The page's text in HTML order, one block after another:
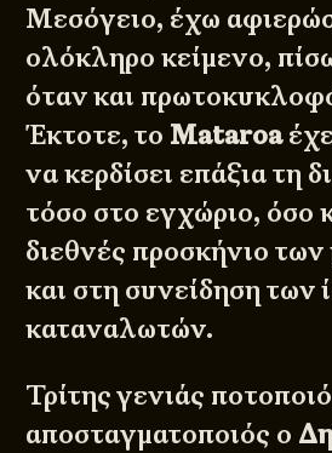
Μεσόγειο, έχω
ολόκληρο κείμενο,
όταν και
Έκτοτε, το Mataroa
να κερδίσει επάξια τη
τόσο στο εγχώριο, όσο
διεθνές προσκήνιο
και στη συνείδηση των
καταναλωτών.
Τρίτης γενιάς
αποσταγματοποιός ο